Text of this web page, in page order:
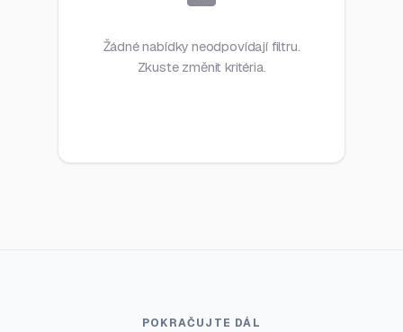
Žádné nabídky neodpovídají filtru.
Zkuste změnit kritéria.
POKRAČUJTE DÁL